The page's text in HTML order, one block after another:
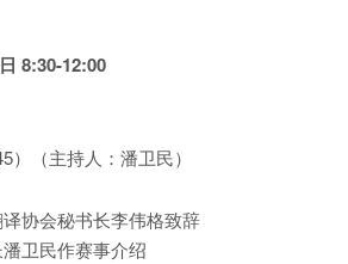
日8:30-12:00
）（主持人：潘卫民）
协会秘书长李伟格致辞
卫民作赛事介绍